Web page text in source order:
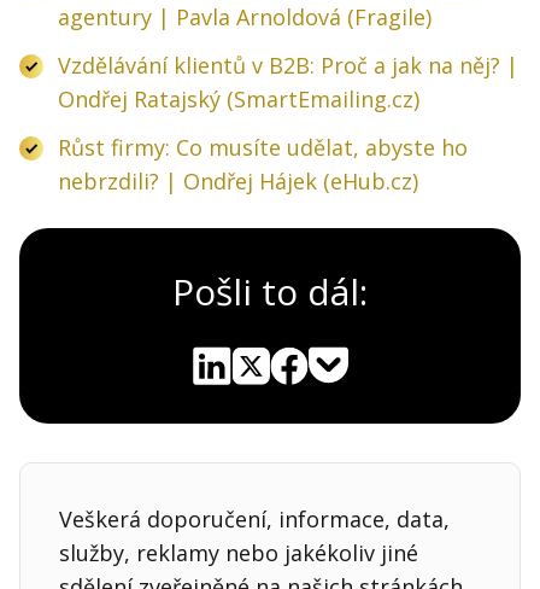
agentury | Pavla Arnoldová (Fragile)
Vzdělávání klientů v B2B: Proč a jak na něj? |
Ondřej Ratajský (SmartEmailing.cz)
Růst firmy: Co musíte udělat, abyste ho
nebrzdili? | Ondřej Hájek (eHub.cz)
Pošli to dál:
Veškerá doporučení, informace, data,
služby, reklamy nebo jakékoliv jiné